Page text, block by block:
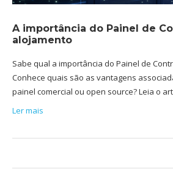
A importância do Painel de
alojamento
Sabe qual a importância do Painel de
Conhece quais são as vantagens
painel comercial ou open source? Leia o
Ler mais